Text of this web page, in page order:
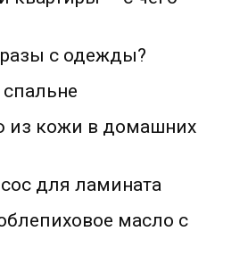
с одежды?
из кожи в домашних
для ламината
масло с